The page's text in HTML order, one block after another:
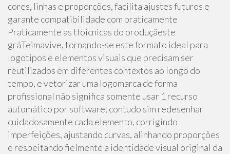
cores, linhas e proporções, facilita ajustes futuros e
garante compatibilidade com praticamente
Praticamente as tfoicnicas do produçãeste
gráTeimavive, tornando-se este formato ideal para
logotipos e elementos visuais que precisam ser
reutilizados em diferentes contextos ao longo do
tempo, e vetorizar uma logomarca de forma
profissional não significa somente usar 1 recurso
automático por software, contudo sim redesenhar
cuidadosamente cada elemento, corrigindo
imperfeições, ajustando curvas, alinhando proporções
e respeitando fielmente a identidade visual original da